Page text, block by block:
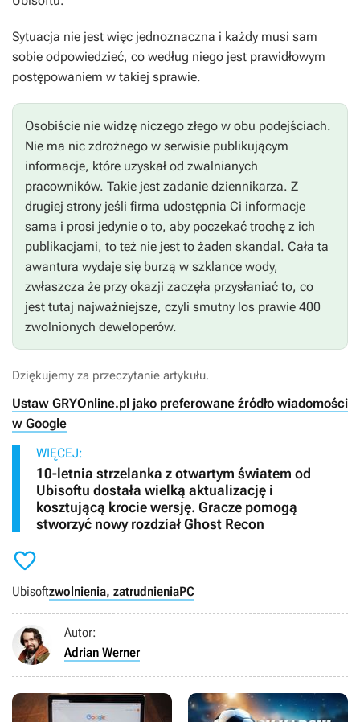
Sytuacja nie jest więc jednoznaczna i każdy musi sam
sobie odpowiedzieć, co według niego jest prawidłowym
postępowaniem w takiej sprawie.
Osobiście nie widzę niczego złego w obu podejściach.
Nie ma nic zdrożnego w serwisie publikującym
informacje, które uzyskał od zwalnianych
pracowników. Takie jest zadanie dziennikarza. Z
drugiej strony jeśli firma udostępnia Ci informacje
sama i prosi jedynie o to, aby poczekać trochę z ich
publikacjami, to też nie jest to żaden skandal. Cała ta
awantura wydaje się burzą w szklance wody,
zwłaszcza że przy okazji zaczęła przysłaniać to, co
jest tutaj najważniejsze, czyli smutny los prawie 400
zwolnionych deweloperów.
Dziękujemy za przeczytanie artykułu.
Ustaw GRYOnline.pl jako preferowane źródło wiadomości
w Google
WIĘCEJ:
10-letnia strzelanka z otwartym światem od
Ubisoftu dostała wielką aktualizację i
kosztującą krocie wersję. Gracze pomogą
stworzyć nowy rozdział Ghost Recon

Ubisoftzwolnienia, zatrudnieniaPC
Autor:
Adrian Werner